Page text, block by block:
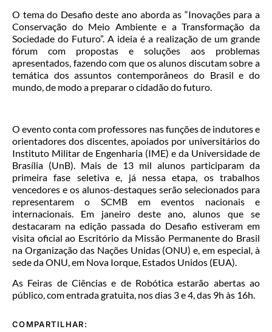
O tema do Desafio deste ano aborda as “Inovações para a
Conservação do Meio Ambiente e a Transformação da
Sociedade do Futuro”. A ideia é a realização de um grande
fórum com propostas e soluções aos problemas
apresentados, fazendo com que os alunos discutam sobre a
temática dos assuntos contemporâneos do Brasil e do
mundo, de modo a preparar o cidadão do futuro.
O evento conta com professores nas funções de indutores e
orientadores dos discentes, apoiados por universitários do
Instituto Militar de Engenharia (IME) e da Universidade de
Brasília (UnB). Mais de 13 mil alunos participaram da
primeira fase seletiva e, já nessa etapa, os trabalhos
vencedores e os alunos-destaques serão selecionados para
representarem o SCMB em eventos nacionais e
internacionais. Em janeiro deste ano, alunos que se
destacaram na edição passada do Desafio estiveram em
visita oficial ao Escritório da Missão Permanente do Brasil
na Organização das Nações Unidas (ONU) e, em especial, à
sede da ONU, em Nova Iorque, Estados Unidos (EUA).
As Feiras de Ciências e de Robótica estarão abertas ao
público, com entrada gratuita, nos dias 3 e 4, das 9h às 16h.
COMPARTILHAR: